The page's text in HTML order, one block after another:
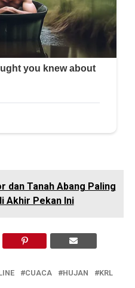
dan Tanah Abang Paling
Akhir Pekan Ini
CUACA HUJAN
KRL